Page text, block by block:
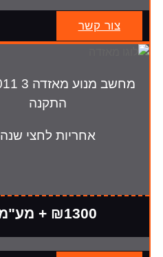
צור קשר
התקנה
אחריות לחצי שנה
₪1300 + מע"מ